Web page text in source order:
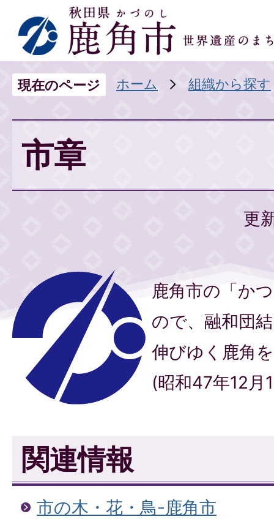
現在のページ ホーム 組織から探す
市章
更
鹿角市の「か
ので、融和団
伸びゆく鹿角
(昭和47年12月
関連情報
市の木・花・鳥-鹿角市